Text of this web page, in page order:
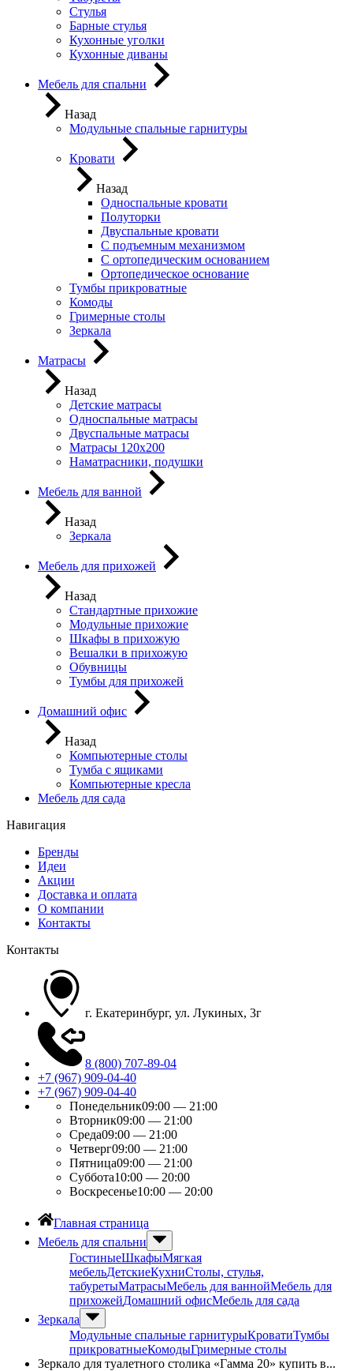
Стулья
Барные стулья
Кухонные уголки
Кухонные диваны
Мебель для спальни
Назад
Модульные спальные гарнитуры
Кровати
Назад
Односпальные кровати
Полуторки
Двуспальные кровати
С подъемным механизмом
С ортопедическим основанием
Ортопедическое основание
Тумбы прикроватные
Комоды
Гримерные столы
Зеркала
Матрасы
Назад
Детские матрасы
Односпальные матрасы
Двуспальные матрасы
Матрасы 120х200
Наматрасники, подушки
Мебель для ванной
Назад
Зеркала
Мебель для прихожей
Назад
Стандартные прихожие
Модульные прихожие
Шкафы в прихожую
Вешалки в прихожую
Обувницы
Тумбы для прихожей
Домашний офис
Назад
Компьютерные столы
Тумба с ящиками
Компьютерные кресла
Мебель для сада
Навигация
Бренды
Идеи
Акции
Доставка и оплата
О компании
Контакты
Контакты
г. Екатеринбург, ул. Лукиных, 3г
8 (800) 707-89-04
+7 (967) 909-04-40
+7 (967) 909-04-40
Понедельник09:00 — 21:00
Вторник09:00 — 21:00
Среда09:00 — 21:00
Четверг09:00 — 21:00
Пятница09:00 — 21:00
Суббота10:00 — 20:00
Воскресенье10:00 — 20:00
Главная страница
Мебель для спальни
ГостиныеШкафыМягкая
мебельДетскиеКухниСтолы, стулья,
табуретыМатрасыМебель для ваннойМебель для
прихожейДомашний офисМебель для сада
Зеркала
Модульные спальные гарнитурыКроватиТумбы
прикроватныеКомодыГримерные столы
Зеркало для туалетного столика «Гамма 20» купить в...